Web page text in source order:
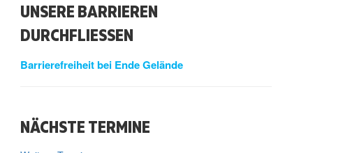
UNSERE BARRIEREN
DURCHFLIESSEN
Barrierefreiheit bei Ende Gelände
NÄCHSTE TERMINE